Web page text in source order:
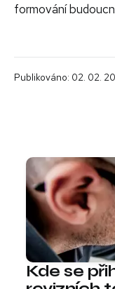
formování
Publikováno: 02. 02.
Kde se